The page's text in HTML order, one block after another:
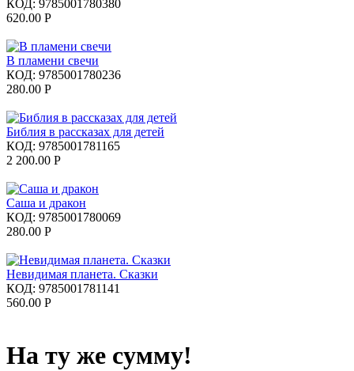
КОД: 9785001780380
620.00 Р
В пламени свечи
КОД: 9785001780236
280.00 Р
Библия в рассказах для детей
КОД: 9785001781165
2 200.00 Р
Саша и дракон
КОД: 9785001780069
280.00 Р
Невидимая планета. Сказки
КОД: 9785001781141
560.00 Р
На ту же сумму!